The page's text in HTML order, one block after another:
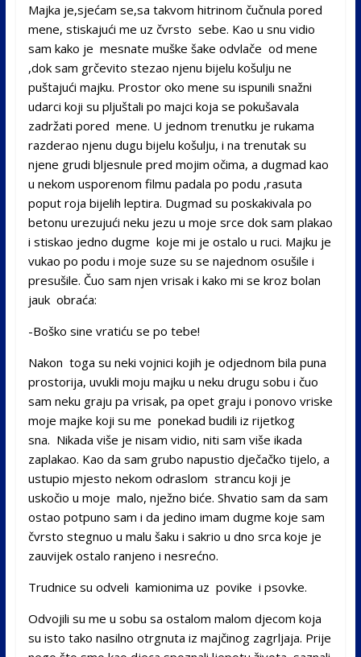
Majka je,sjećam se,sa takvom hitrinom čučnula pored
mene, stiskajući me uz čvrsto sebe. Kao u snu vidio
sam kako je mesnate muške šake odvlače od mene
,dok sam grčevito stezao njenu bijelu košulju ne
puštajući majku. Prostor oko mene su ispunili snažni
udarci koji su pljuštali po majci koja se pokušavala
zadržati pored mene. U jednom trenutku je rukama
razderao njenu dugu bijelu košulju, i na trenutak su
njene grudi bljesnule pred mojim očima, a dugmad kao
u nekom usporenom filmu padala po podu ,rasuta
poput roja bijelih leptira. Dugmad su poskakivala po
betonu urezujući neku jezu u moje srce dok sam plakao
i stiskao jedno dugme koje mi je ostalo u ruci. Majku je
vukao po podu i moje suze su se najednom osušile i
presušile. Čuo sam njen vrisak i kako mi se kroz bolan
jauk obraća:
-Boško sine vratiću se po tebe!
Nakon toga su neki vojnici kojih je odjednom bila puna
prostorija, uvukli moju majku u neku drugu sobu i čuo
sam neku graju pa vrisak, pa opet graju i ponovo vriske
moje majke koji su me ponekad budili iz rijetkog
sna. Nikada više je nisam vidio, niti sam više ikada
zaplakao. Kao da sam grubo napustio dječačko tijelo, a
ustupio mjesto nekom odraslom strancu koji je
uskočio u moje malo, nježno biće. Shvatio sam da sam
ostao potpuno sam i da jedino imam dugme koje sam
čvrsto stegnuo u malu šaku i sakrio u dno srca koje je
zauvijek ostalo ranjeno i nesrećno.
Trudnice su odveli kamionima uz povike i psovke.
Odvojili su me u sobu sa ostalom malom djecom koja
su isto tako nasilno otrgnuta iz majčinog zagrljaja. Prije